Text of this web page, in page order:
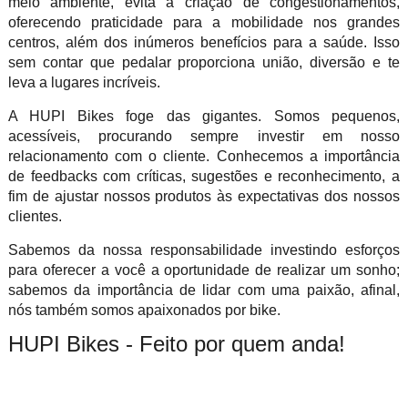
oferecendo praticidade para a mobilidade nos grandes
centros, além dos inúmeros benefícios para a saúde. Isso
sem contar que pedalar proporciona união, diversão e te
leva a lugares incríveis.
A HUPI Bikes foge das gigantes. Somos pequenos,
acessíveis, procurando sempre investir em nosso
relacionamento com o cliente. Conhecemos a importância
de feedbacks com críticas, sugestões e reconhecimento, a
fim de ajustar nossos produtos às expectativas dos nossos
clientes.
Sabemos da nossa responsabilidade investindo esforços
para oferecer a você a oportunidade de realizar um sonho;
sabemos da importância de lidar com uma paixão, afinal,
nós também somos apaixonados por bike.
HUPI Bikes - Feito por quem anda!